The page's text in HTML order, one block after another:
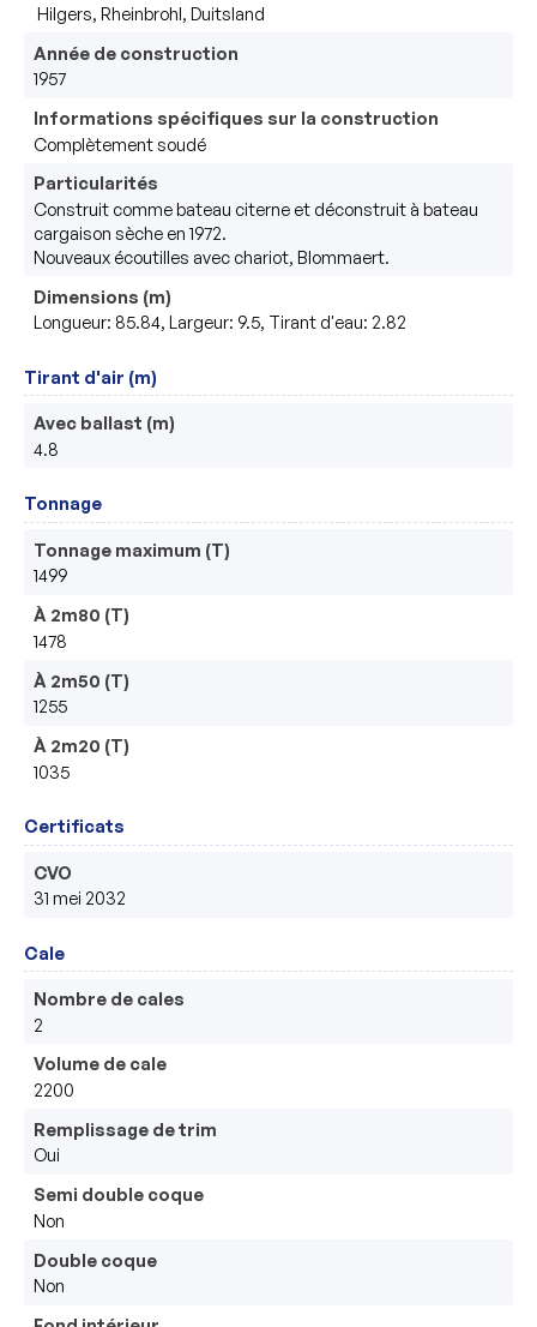
Hilgers, Rheinbrohl, Duitsland
Année de construction
1957
Informations spécifiques sur la construction
Complètement soudé
Particularités
Construit comme bateau citerne et déconstruit à bateau
cargaison sèche en 1972.
Nouveaux écoutilles avec chariot, Blommaert.
Dimensions (m)
Longueur: 85.84, Largeur: 9.5, Tirant d'eau: 2.82
Tirant d'air (m)
Avec ballast (m)
4.8
Tonnage
Tonnage maximum (T)
1499
À 2m80 (T)
1478
À 2m50 (T)
1255
À 2m20 (T)
1035
Certificats
CVO
31 mei 2032
Cale
Nombre de cales
2
Volume de cale
2200
Remplissage de trim
Oui
Semi double coque
Non
Double coque
Non